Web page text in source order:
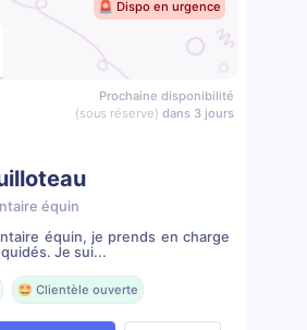
🚨 Dispo en urgence
Prochaine disponibilité
(sous réserve) dans 3 jours
équin
équin, je prends en charge
Je sui...
🤩 Clientèle ouverte